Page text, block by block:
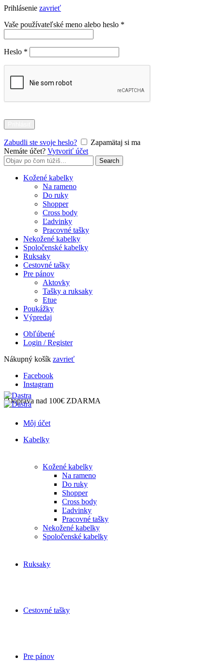
Prihlásenie zavrieť
Vaše používateľské meno alebo heslo *
Heslo *
Zabudli ste svoje heslo?
Zapamätaj si ma
Nemáte účet? Vytvoriť účet
Search
for:
Search
Kožené kabelky
Na rameno
Do ruky
Shopper
Cross body
Ľadvinky
Pracovné tašky
Nekožené kabelky
Spoločenské kabelky
Ruksaky
Cestovné tašky
Pre pánov
Aktovky
Tašky a ruksaky
Etue
Poukážky
Výpredaj
Obľúbené
Login / Register
Nákupný košík zavrieť
Facebook
Instagram
| Doprava nad 100€ ZDARMA
Môj účet
Kabelky
Kožené kabelky
Na rameno
Do ruky
Shopper
Cross body
Ľadvinky
Pracovné tašky
Nekožené kabelky
Spoločenské kabelky
Ruksaky
Cestovné tašky
Pre pánov